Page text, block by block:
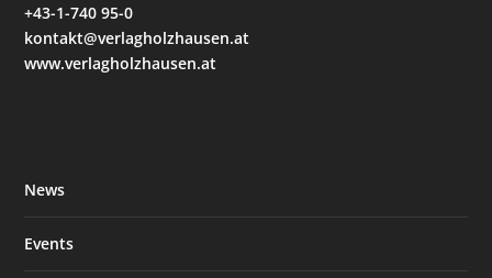
+43-1-740 95-0
kontakt@verlagholzhausen.at
www.verlagholzhausen.at
News
Events